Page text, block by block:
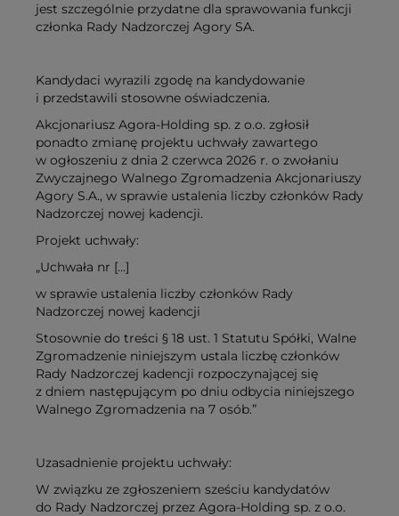
jest szczególnie przydatne dla sprawowania funkcji
członka Rady Nadzorczej Agory SA.
Kandydaci wyrazili zgodę na kandydowanie
i przedstawili stosowne oświadczenia.
Akcjonariusz Agora-Holding sp. z o.o. zgłosił
ponadto zmianę projektu uchwały zawartego
w ogłoszeniu z dnia 2 czerwca 2026 r. o zwołaniu
Zwyczajnego Walnego Zgromadzenia Akcjonariuszy
Agory S.A., w sprawie ustalenia liczby członków Rady
Nadzorczej nowej kadencji.
Projekt uchwały:
„Uchwała nr [...]
w sprawie ustalenia liczby członków Rady
Nadzorczej nowej kadencji
Stosownie do treści § 18 ust. 1 Statutu Spółki, Walne
Zgromadzenie niniejszym ustala liczbę członków
Rady Nadzorczej kadencji rozpoczynającej się
z dniem następującym po dniu odbycia niniejszego
Walnego Zgromadzenia na 7 osób.”
Uzasadnienie projektu uchwały:
W związku ze zgłoszeniem sześciu kandydatów
do Rady Nadzorczej przez Agora-Holding sp. z o.o.